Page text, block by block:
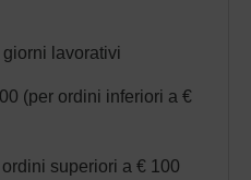
giorni lavorativi
(per ordini inferiori a €
ordini superiori a € 100